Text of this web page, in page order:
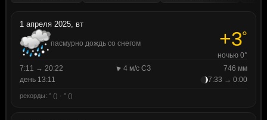
1 апреля 2025, вт
пасмурно дождь со снегом +3°
ночью 0°
7:11 → 20:22
4 м/с СЗ
746 мм
день 13:11
7:33 → 0:00
рекорды: ° () · ° ()